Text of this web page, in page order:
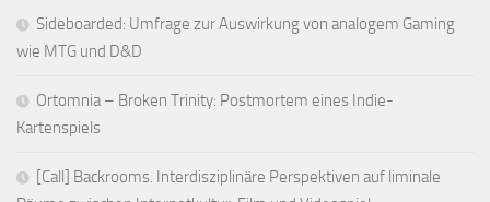
Sideboarded: Umfrage zur Auswirkung von analogem Gaming
wie MTG und D&D
Ortomnia – Broken Trinity: Postmortem eines Indie-
Kartenspiels
[Call] Backrooms. Interdisziplinäre Perspektiven auf liminale